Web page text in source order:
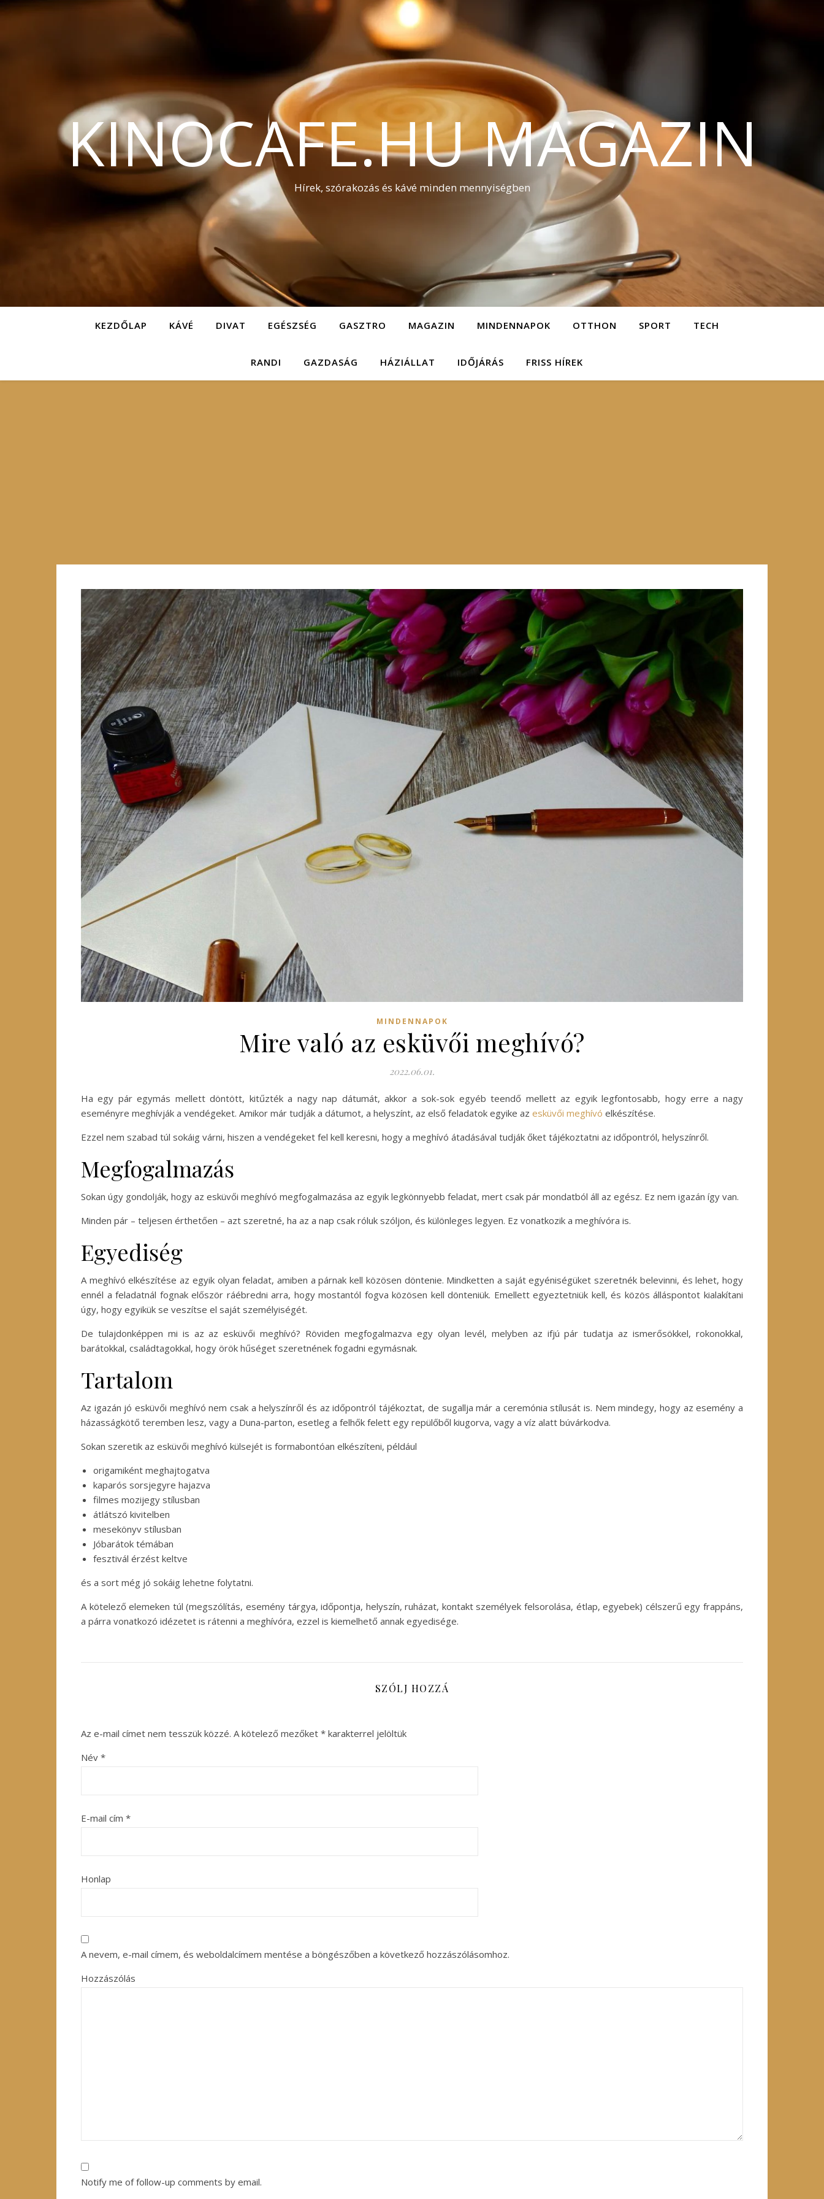
KINOCAFE.HU MAGAZIN
Hírek, szórakozás és kávé minden mennyiségben
KEZDŐLAP KÁVÉ DIVAT EGÉSZSÉG GASZTRO MAGAZIN MINDENNAPOK OTTHON SPORT TECH
RANDI GAZDASÁG HÁZIÁLLAT IDŐJÁRÁS FRISS HÍREK
MINDENNAPOK
Mire való az esküvői meghívó?
2022.06.01.
Ha egy pár egymás mellett döntött, kitűzték a nagy nap dátumát, akkor a sok-sok egyéb teendő mellett az egyik legfontosabb, hogy erre a nagy
eseményre meghívják a vendégeket. Amikor már tudják a dátumot, a helyszínt, az első feladatok egyike az esküvői meghívó elkészítése.
Ezzel nem szabad túl sokáig várni, hiszen a vendégeket fel kell keresni, hogy a meghívó átadásával tudják őket tájékoztatni az időpontról, helyszínről.
Megfogalmazás
Sokan úgy gondolják, hogy az esküvői meghívó megfogalmazása az egyik legkönnyebb feladat, mert csak pár mondatból áll az egész. Ez nem igazán így van.
Minden pár – teljesen érthetően – azt szeretné, ha az a nap csak róluk szóljon, és különleges legyen. Ez vonatkozik a meghívóra is.
Egyediség
A meghívó elkészítése az egyik olyan feladat, amiben a párnak kell közösen döntenie. Mindketten a saját egyéniségüket szeretnék belevinni, és lehet, hogy
ennél a feladatnál fognak először ráébredni arra, hogy mostantól fogva közösen kell dönteniük. Emellett egyeztetniük kell, és közös álláspontot kialakítani
úgy, hogy egyikük se veszítse el saját személyiségét.
De tulajdonképpen mi is az az esküvői meghívó? Röviden megfogalmazva egy olyan levél, melyben az ifjú pár tudatja az ismerősökkel, rokonokkal,
barátokkal, családtagokkal, hogy örök hűséget szeretnének fogadni egymásnak.
Tartalom
Az igazán jó esküvői meghívó nem csak a helyszínről és az időpontról tájékoztat, de sugallja már a ceremónia stílusát is. Nem mindegy, hogy az esemény a
házasságkötő teremben lesz, vagy a Duna-parton, esetleg a felhők felett egy repülőből kiugorva, vagy a víz alatt búvárkodva.
Sokan szeretik az esküvői meghívó külsejét is formabontóan elkészíteni, például
origamiként meghajtogatva
kaparós sorsjegyre hajazva
filmes mozijegy stílusban
átlátszó kivitelben
mesekönyv stílusban
Jóbarátok témában
fesztivál érzést keltve
és a sort még jó sokáig lehetne folytatni.
A kötelező elemeken túl (megszólítás, esemény tárgya, időpontja, helyszín, ruházat, kontakt személyek felsorolása, étlap, egyebek) célszerű egy frappáns,
a párra vonatkozó idézetet is rátenni a meghívóra, ezzel is kiemelhető annak egyedisége.
SZÓLJ HOZZÁ
Az e-mail címet nem tesszük közzé. A kötelező mezőket * karakterrel jelöltük
Név *
E-mail cím *
Honlap
A nevem, e-mail címem, és weboldalcímem mentése a böngészőben a következő hozzászólásomhoz.
Hozzászólás
Notify me of follow-up comments by email.